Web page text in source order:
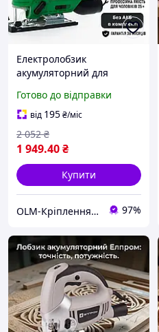
Електролобзик
акумуляторний для
по дереву металу фанери
для дому професійний
лобзик майстра APRO 20В
20JS
Готово до відправки
від 195₴/міс
1 949.40₴
2 052 ₴
Купити
OLM-Кріплення-експерт 97%